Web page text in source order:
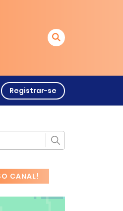
Registrar-se
CANAL!